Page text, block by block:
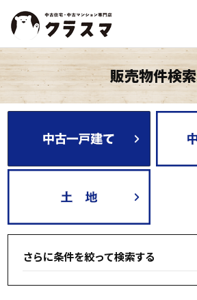
販売物件検索
さらに条件を絞って検索する